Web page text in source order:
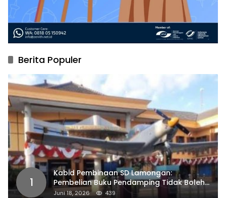
Berita Populer
1
Kabid Pembinaan SD Lamongan:
Pembelian Buku Pendamping Tidak Boleh
Dipaksakan
Juni 18, 2026 439